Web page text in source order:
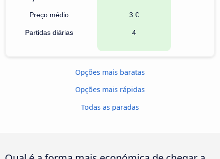
Preço médio
Partidas diárias
3 €
4
Opções mais baratas
Opções mais rápidas
Todas as paradas